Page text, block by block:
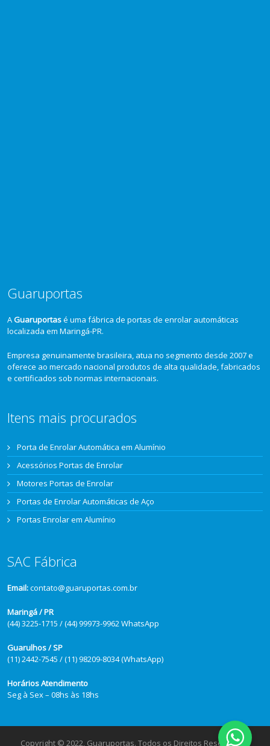
Guaruportas
AGuaruportasé uma fábrica de portas de enrolar automáticas
localizada em Maringá-PR.
Empresa genuinamente brasileira, atua no segmento desde 2007 e
oferece ao mercado nacional produtos de alta qualidade, fabricados
e certificados sob normas internacionais.
Itens mais procurados
Porta de Enrolar Automática em Alumínio
Acessórios Portas de Enrolar
Motores Portas de Enrolar
Portas de Enrolar Automáticas de Aço
Portas Enrolar em Alumínio
SAC Fábrica
Email:contato@guaruportas.com.br
Maringá / PR
(44) 3225-1715 / (44) 99973-9962 WhatsApp
Guarulhos / SP
(11) 2442-7545 / (11) 98209-8034 (WhatsApp)
Horários Atendimento
Seg à Sex – 08hs às 18hs
Copyright © 2022, Guaruportas. Todos os Direitos Reservados.